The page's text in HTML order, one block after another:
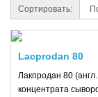
Сортировать:
Lacprodan 80
Лакпродан 80
концентрата